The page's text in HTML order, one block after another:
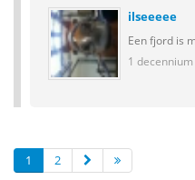
ilseeeee
Een fjord is
1
1 2